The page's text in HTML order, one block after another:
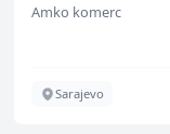
Amko komerc
Sarajevo